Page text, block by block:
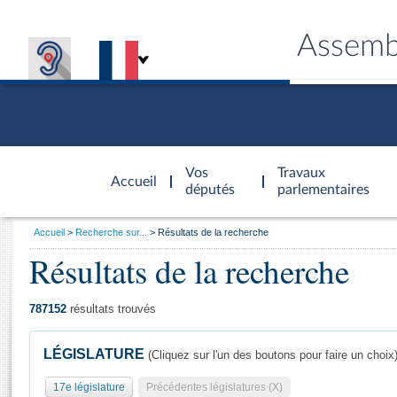
Accueil
d'accueil
Vos
députés
Travaux
parlementaires
Général
Vous
Accueil Recherche sur... Résultats de la recherche
Résultats de la recherche
787152 résultats trouvés
LÉGISLATURE (Cliquez sur l'un des boutons pour faire un choix)
17e législature Précédentes législatures (X)